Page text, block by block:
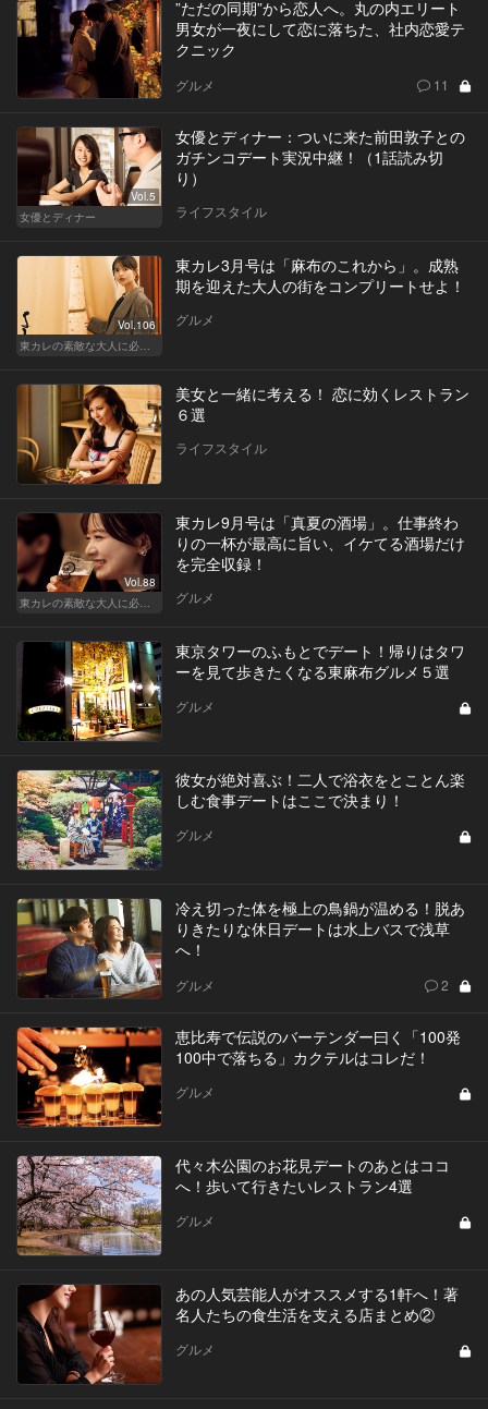
”ただの同期”から恋人へ。丸の内エリート
男女が一夜にして恋に落ちた、社内恋愛テ
クニック
グルメ 11
Vol.5
女優とディナー
女優とディナー：ついに来た前田敦子との
ガチンコデート実況中継！（1話読み切
り）
ライフスタイル
Vol.106
東カレ3月号は「麻布のこれから」。成熟
期を迎えた大人の街をコンプリートせよ！
グルメ
美女と一緒に考える！ 恋に効くレストラン
６選
ライフスタイル
Vol.88
東カレ9月号は「真夏の酒場」。仕事終わ
りの一杯が最高に旨い、イケてる酒場だけ
を完全収録！
グルメ
東京タワーのふもとでデート！帰りはタワ
ーを見て歩きたくなる東麻布グルメ５選
グルメ
彼女が絶対喜ぶ！二人で浴衣をとことん楽
しむ食事デートはここで決まり！
グルメ
冷え切った体を極上の鳥鍋が温める！脱あ
りきたりな休日デートは水上バスで浅草
へ！
グルメ 2
恵比寿で伝説のバーテンダー曰く「100発
100中で落ちる」カクテルはコレだ！
グルメ
代々木公園のお花見デートのあとはココ
へ！歩いて行きたいレストラン4選
グルメ
あの人気芸能人がオススメする1軒へ！著
名人たちの食生活を支える店まとめ②
グルメ